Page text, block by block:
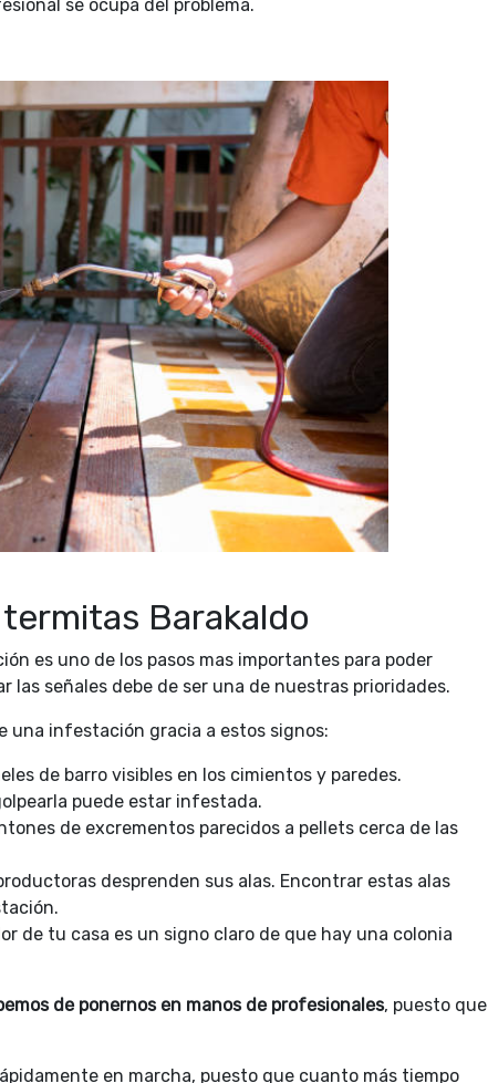
se ocupa del problema.
Barakaldo
es uno de los pasos mas importantes para poder
señales debe de ser una de nuestras prioridades.
una infestación gracia a estos signos:
de barro visibles en los cimientos y paredes.
puede estar infestada.
de excrementos parecidos a pellets cerca de las
desprenden sus alas. Encontrar estas alas
de tu casa es un signo claro de que hay una colonia
de ponernos en manos de profesionales, puesto que
en marcha, puesto que cuanto más tiempo